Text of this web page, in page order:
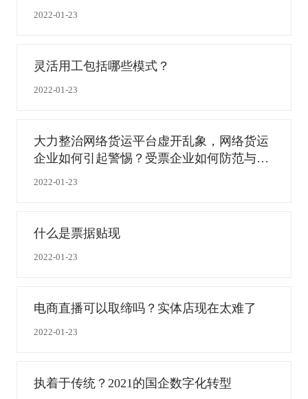
2022-01-23
灵活用工包括哪些模式？
2022-01-23
大力整治网络货运平台虚开乱象，网络货运
企业如何引起警惕？受票企业如何防范与应
对？
2022-01-23
什么是票据贴现
2022-01-23
电商直播可以取缔吗？实体店现在太难了
2022-01-23
执着于传统？2021的国企数字化转型